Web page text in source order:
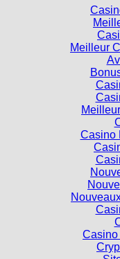
Meilleur
Casino
Meilleur